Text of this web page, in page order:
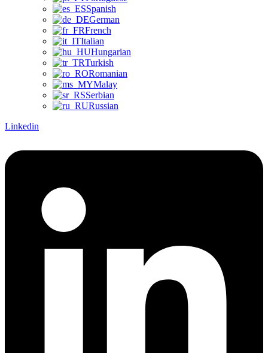
Spanish
German
French
Italian
Hungarian
Turkish
Romanian
Malay
Serbian
Russian
Linkedin